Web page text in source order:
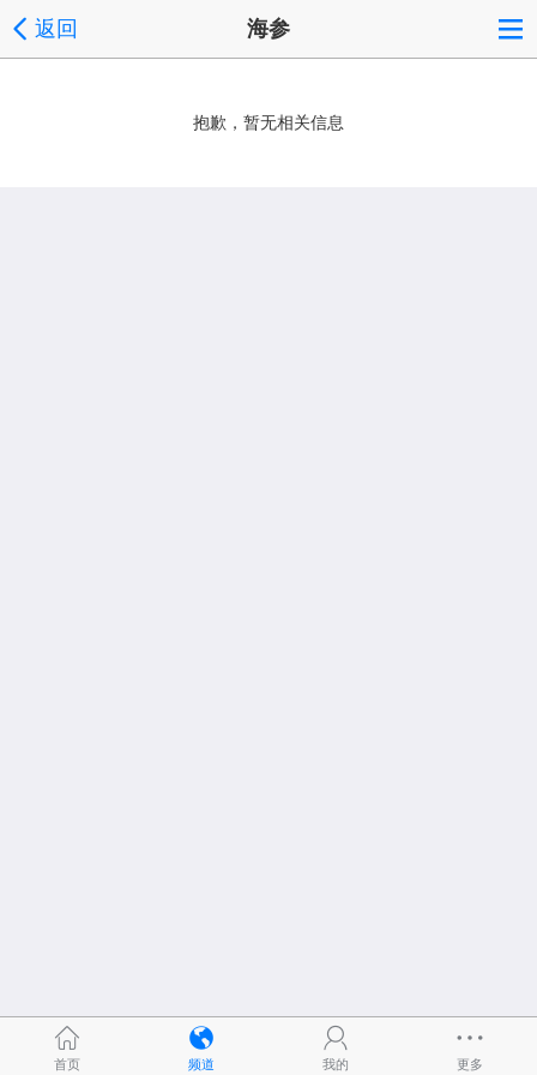
返回 海参
抱歉，暂无相关信息
首页 频道 我的 更多